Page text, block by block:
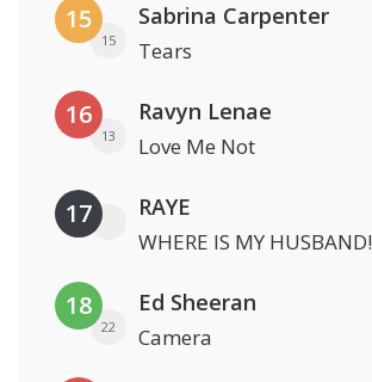
15
15
Sabrina Carpenter
Tears
16
13
Ravyn Lenae
Love Me Not
17 RAYE
WHERE IS MY HUSBAND!
18
22
Ed Sheeran
Camera